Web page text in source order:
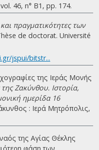
46, n° B1, pp. 174.
πραγματικότητες των
de doctorat. Université
jspui/bitstr...
της Ιεράς Μονής
Ζακύνθου. Ιστορία,
ημερίδα 16
: Ιερά Μητρόπολις,
της Αγίας Θέκλης